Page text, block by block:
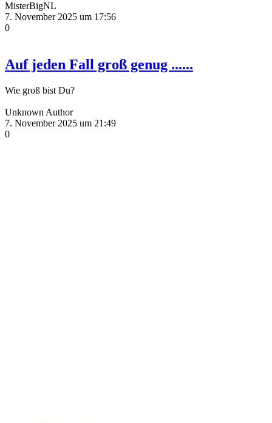
MisterBigNL
7. November 2025 um 17:56
0
Auf jeden Fall groß genug ......
Wie groß bist Du?
Unknown Author
7. November 2025 um 21:49
0